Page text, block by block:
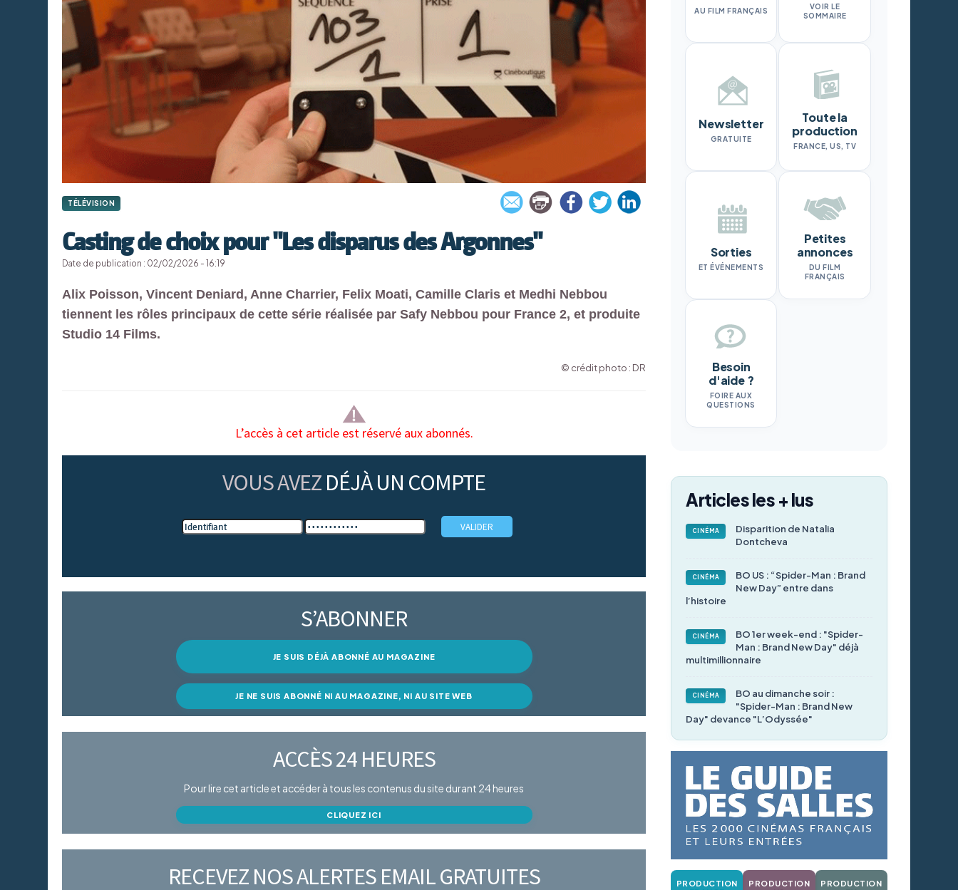
TÉLÉVISION
Casting de choix pour "Les disparus des Argonnes"
Date de publication : 02/02/2026 - 16:19
Alix Poisson, Vincent Deniard, Anne Charrier, Felix Moati, Camille Claris et Medhi Nebbou
tiennent les rôles principaux de cette série réalisée par Safy Nebbou pour France 2, et produite
Studio 14 Films.
© crédit photo : DR
L’accès à cet article est réservé aux abonnés.
VOUS AVEZ DÉJÀ UN COMPTE
S’ABONNER
JE SUIS DÉJÀ ABONNÉ AU MAGAZINE
JE NE SUIS ABONNÉ NI AU MAGAZINE, NI AU SITE WEB
ACCÈS 24 HEURES
Pour lire cet article et accéder à tous les contenus du site durant 24 heures
CLIQUEZ ICI
RECEVEZ NOS ALERTES EMAIL GRATUITES
AU FILM FRANÇAIS
VOIR LE
SOMMAIRE
Newsletter
GRATUITE
Toute la
production
FRANCE, US, TV
Sorties
ET ÉVÉNEMENTS
Petites
annonces
DU FILM
FRANÇAIS
Besoin
d'aide ?
FOIRE AUX
QUESTIONS
Articles les + lus
CINÉMA
Disparition de Natalia
Dontcheva
CINÉMA
BO US : “Spider-Man : Brand
New Day” entre dans
l’histoire
CINÉMA
BO 1er week-end : "Spider-
Man : Brand New Day" déjà
multimillionnaire
CINÉMA
BO au dimanche soir :
"Spider-Man : Brand New
Day" devance "L’Odyssée"
PRODUCTION
PRODUCTION
PRODUCTION